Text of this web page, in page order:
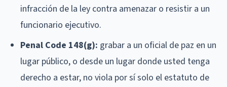
infracción de la ley contra amenazar o resistir a un
funcionario ejecutivo.
Penal Code 148(g): grabar a un oficial de paz en un
lugar público, o desde un lugar donde usted tenga
derecho a estar, no viola por sí solo el estatuto de